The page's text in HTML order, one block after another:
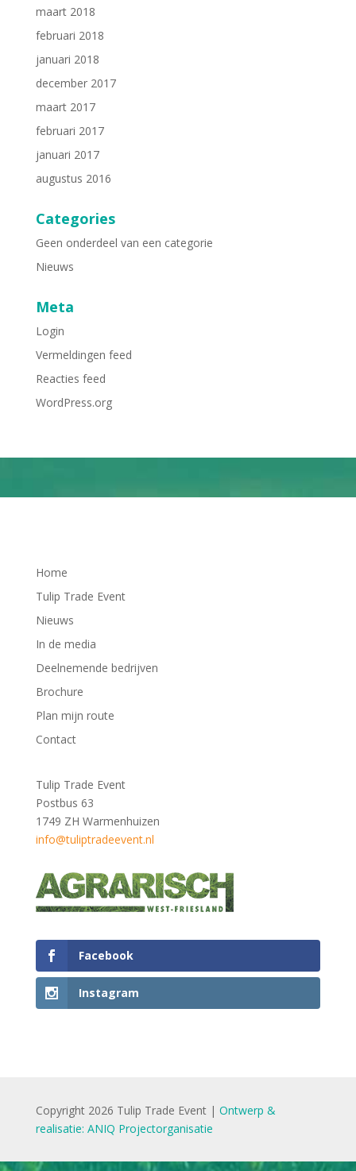
maart 2018
februari 2018
januari 2018
december 2017
maart 2017
februari 2017
januari 2017
augustus 2016
Categories
Geen onderdeel van een categorie
Nieuws
Meta
Login
Vermeldingen feed
Reacties feed
WordPress.org
Home
Tulip Trade Event
Nieuws
In de media
Deelnemende bedrijven
Brochure
Plan mijn route
Contact
Tulip Trade Event
Postbus 63
1749 ZH Warmenhuizen
info@tuliptradeevent.nl
Facebook
Instagram
Copyright 2026 Tulip Trade Event | Ontwerp &
realisatie: ANIQ Projectorganisatie